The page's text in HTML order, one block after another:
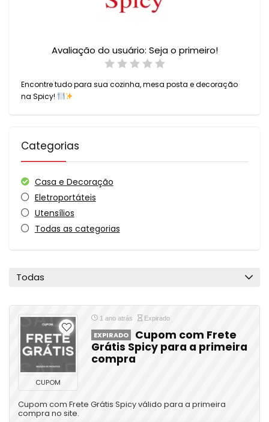
Avaliação do usuário: Seja o primeiro!
Encontre tudo para sua cozinha, mesa posta e decoração
na Spicy!
Categorias
Casa e Decoração
Eletroportáteis
Utensílios
Todas as categorias
Todas
CUPOM
1 ano atrás Expirado
EXPIRADO
Cupom com Frete
Grátis Spicy para a primeira
compra
Cupom com Frete Grátis Spicy válido para a primeira
compra no site.